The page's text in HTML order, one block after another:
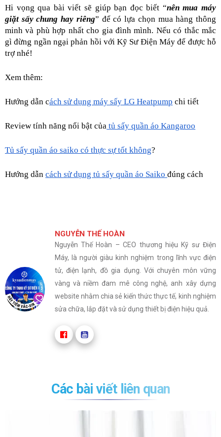
Hi vọng qua bài viết sẽ giúp bạn đọc biết “nên mua máy
giặt sấy chung hay riêng” để có lựa chọn mua hàng thông
minh và phù hợp nhất cho gia đình mình. Nếu có thắc mắc
gì đừng ngần ngại phản hồi với Kỹ Sư Điện Máy để được hỗ
trợ nhé!
Xem thêm:
Hướng dẫn cách sử dụng máy sấy LG Heatpump chi tiết
Review tính năng nổi bật của tủ sấy quần áo Kangaroo
Tủ sấy quần áo saiko có thực sự tốt không?
Hướng dẫn cách sử dụng tủ sấy quần áo Saiko đúng cách
NGUYỄN THẾ HOÀN
Nguyễn Thế Hoàn – CEO thương hiệu Kỹ sư Điện
Máy, là người giàu kinh nghiệm trong lĩnh vực điện
tử, điện lạnh, đồ gia dụng. Với chuyên môn vững
vàng và niềm đam mê công nghệ, anh xây dựng
website nhằm chia sẻ kiến thức thực tế, kinh nghiệm
sửa chữa, lắp đặt và sử dụng thiết bị điện hiệu quả.
Các bài viết liên quan